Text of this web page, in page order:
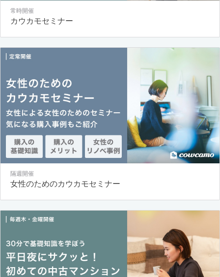
常時開催
カウカモセミナー
隔週開催
女性のためのカウカモセミナー